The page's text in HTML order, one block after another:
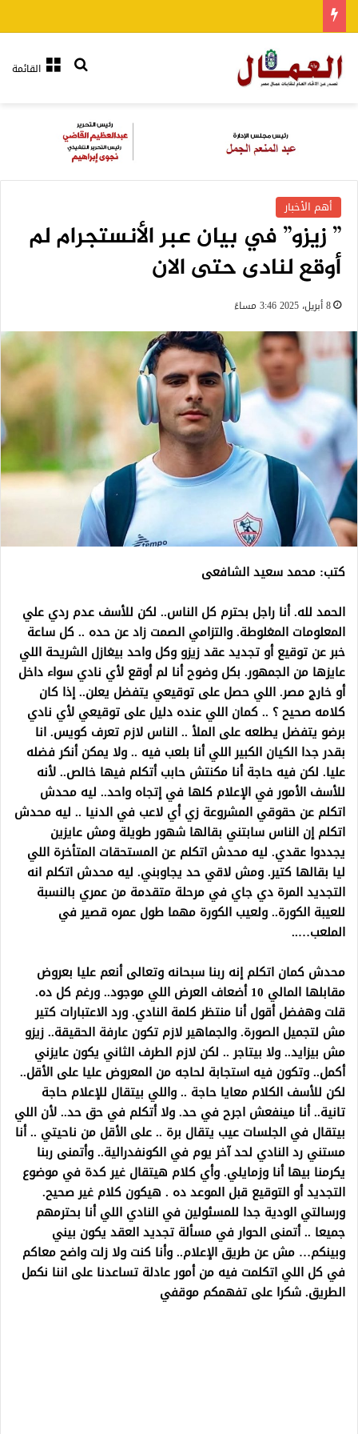
القائمةبحث عن
أهم الأخبار
” زيزو” في بيان عبر الأنستجرام لم
أوقع لنادى حتى الان
8 أبريل، 2025 3:46 مساءً
كتب: محمد سعيد الشافعى
الحمد لله. أنا راجل بحترم كل الناس.. لكن للأسف عدم ردي علي
المعلومات المغلوطة. والتزامي الصمت زاد عن حده .. كل ساعة
خبر عن توقيع أو تجديد عقد زيزو وكل واحد بيغازل الشريحة اللي
عايزها من الجمهور. بكل وضوح أنا لم أوقع لأي نادي سواء داخل
أو خارج مصر. اللي حصل على توقيعي يتفضل يعلن.. إذا كان
كلامه صحيح ؟ .. كمان اللي عنده دليل على توقيعي لأي نادي
برضو يتفضل يطلعه على الملأ .. الناس لازم تعرف كويس. انا
بقدر جدا الكيان الكبير اللي أنا بلعب فيه .. ولا يمكن أنكر فضله
عليا. لكن فيه حاجة أنا مكنتش حابب أتكلم فيها خالص.. لأنه
للأسف الأمور في الإعلام كلها في إتجاه واحد.. ليه محدش
اتكلم عن حقوقي المشروعة زي أي لاعب في الدنيا .. ليه محدش
اتكلم إن الناس سابتني بقالها شهور طويلة ومش عايزين
يجددوا عقدي. ليه محدش اتكلم عن المستحقات المتأخرة اللي
ليا بقالها كتير. ومش لاقي حد يجاوبني. ليه محدش اتكلم انه
التجديد المرة دي جاي في مرحلة متقدمة من عمري بالنسبة
للعيبة الكورة.. ولعيب الكورة مهما طول عمره قصير في
الملعب…..
محدش كمان اتكلم إنه ربنا سبحانه وتعالى أنعم عليا بعروض
مقابلها المالي 10 أضعاف العرض اللي موجود.. ورغم كل ده.
قلت وهفضل أقول أنا منتظر كلمة النادي. ورد الاعتبارات كتير
مش لتجميل الصورة. والجماهير لازم تكون عارفة الحقيقة.. زيزو
مش بيزايد.. ولا بيتاجر .. لكن لازم الطرف الثاني يكون عايزني
أكمل.. وتكون فيه استجابة لحاجه من المعروض عليا على الأقل..
لكن للأسف الكلام معايا حاجة .. واللي بيتقال للإعلام حاجة
تانية.. أنا مينفعش اجرح في حد. ولا أتكلم في حق حد.. لأن اللي
بيتقال في الجلسات عيب يتقال برة .. على الأقل من ناحيتي .. أنا
مستني رد النادي لحد آخر يوم في الكونفدرالية.. وأتمنى ربنا
يكرمنا بيها أنا وزمايلي. وأي كلام هيتقال غير كدة في موضوع
التجديد أو التوقيع قبل الموعد ده . هيكون كلام غير صحيح.
ورسالتي الودية جدا للمسئولين في النادي اللي أنا بحترمهم
جميعا .. أتمنى الحوار في مسألة تجديد العقد يكون بيني
وبينكم… مش عن طريق الإعلام.. وأنا كنت ولا زلت واضح معاكم
في كل اللي اتكلمت فيه من أمور عادلة تساعدنا على اننا نكمل
الطريق. شكرا على تفهمكم موقفي